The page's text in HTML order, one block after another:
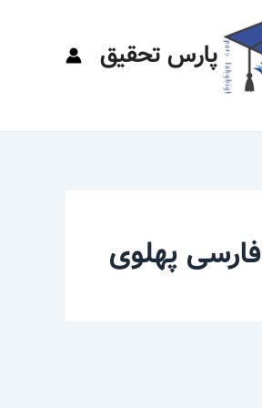
پارس تحقیق
فارسی پهلوی